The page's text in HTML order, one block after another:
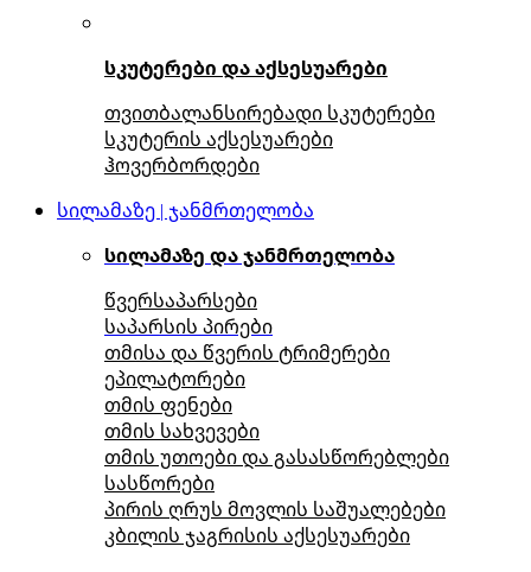
სკუტერები და აქსესუარები
თვითბალანსირებადი სკუტერები
სკუტერის აქსესუარები
ჰოვერბორდები
სილამაზე | ჯანმრთელობა
სილამაზე და ჯანმრთელობა
წვერსაპარსები
საპარსის პირები
თმისა და წვერის ტრიმერები
ეპილატორები
თმის ფენები
თმის სახვევები
თმის უთოები და გასასწორებლები
სასწორები
პირის ღრუს მოვლის საშუალებები
კბილის ჯაგრისის აქსესუარები